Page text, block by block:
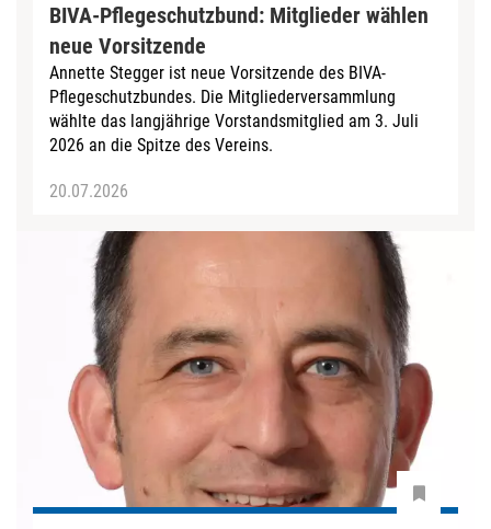
BIVA-Pflegeschutzbund: Mitglieder wählen
neue Vorsitzende
Annette Stegger ist neue Vorsitzende des BIVA-
Pflegeschutzbundes. Die Mitgliederversammlung
wählte das langjährige Vorstandsmitglied am 3. Juli
2026 an die Spitze des Vereins.
20.07.2026